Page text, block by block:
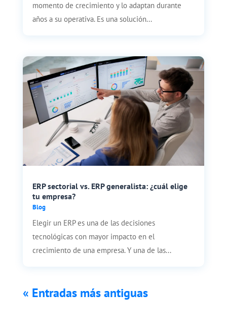
momento de crecimiento y lo adaptan durante
años a su operativa. Es una solución...
ERP sectorial vs. ERP generalista: ¿cuál elige
tu empresa?
Blog
Elegir un ERP es una de las decisiones
tecnológicas con mayor impacto en el
crecimiento de una empresa. Y una de las...
« Entradas más antiguas